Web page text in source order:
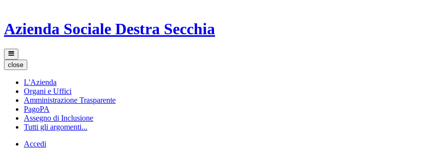
Azienda Sociale Destra Secchia
close
L'Azienda
Organi e Uffici
Amministrazione Trasparente
PagoPA
Assegno di Inclusione
Tutti gli argomenti...
Accedi